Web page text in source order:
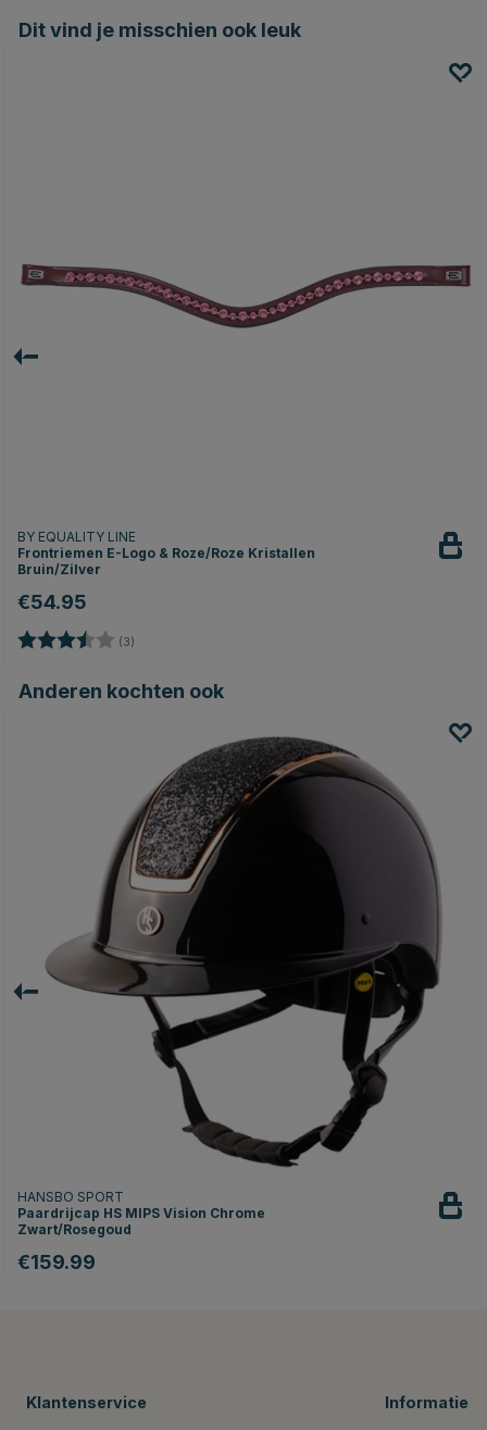
Dit vind je misschien ook leuk
BY EQUALITY LINE
Frontriemen E-Logo & Roze/Roze Kristallen
Bruin/Zilver
€54.95
Beoordeling: (3)
Anderen kochten ook
HANSBO SPORT
Paardrijcap HS MIPS Vision Chrome
Zwart/Rosegoud
€159.99
Klantenservice Informatie